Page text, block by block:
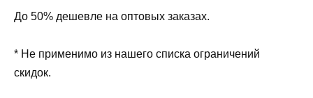
До 50% дешевле на оптовых заказах.
* Не применимо из нашего списка ограничений
скидок.